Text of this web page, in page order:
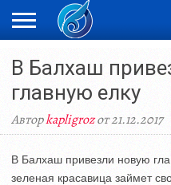
ЖАҢАЛЫҚТАР
НОВОСТИ
ВИДЕО
ФОТОРЕПОРТАЖИ
ОРКЕН
В Балхаш
главную елку
Авторkapligrozот 21.12.2017
В Балхаш привезли новую
зеленая красавица займет